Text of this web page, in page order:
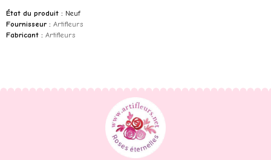
État du produit : Neuf
Fournisseur : Artifleurs
Fabricant : Artifleurs